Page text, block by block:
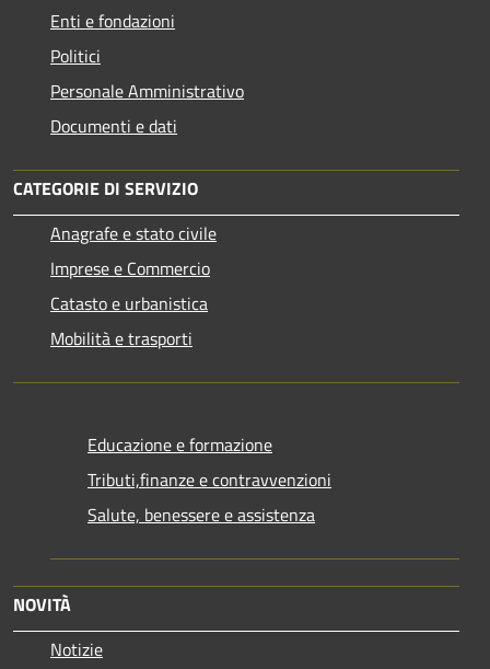
Enti e fondazioni
Politici
Personale Amministrativo
Documenti e dati
CATEGORIE DI SERVIZIO
Anagrafe e stato civile
Imprese e Commercio
Catasto e urbanistica
Mobilità e trasporti
Educazione e formazione
Tributi,finanze e contravvenzioni
Salute, benessere e assistenza
NOVITÀ
Notizie